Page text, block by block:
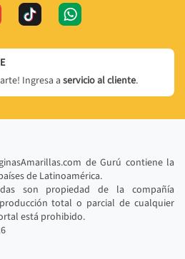
Ingresa a servicio al cliente.
de Gurú contiene la
de Latinoamérica.
son propiedad de la compañía
total o parcial de cualquier
está prohibido.